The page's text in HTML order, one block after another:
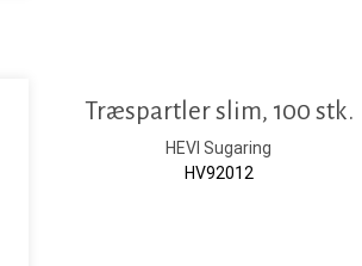
Træspartler slim, 100 stk.
HEVI Sugaring
HV92012